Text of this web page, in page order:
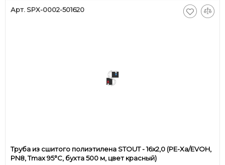
Арт. SPX-0002-501620
Труба из сшитого полиэтилена STOUT - 16x2,0 (PE-Xa/EVOH,
PN8, Tmax 95°C, бухта 500 м, цвет красный)